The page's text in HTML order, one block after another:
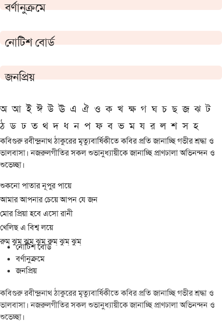
বর্ণানুক্রমে
নোটিশ বোর্ড
জনপ্রিয়
অ আ ই ঈ উ ঊ এ ঐ ও ক খ ক্ষ গ ঘ চ ছ জ ঝ ট
ঠ ড ঢ ত থ দ ধ ন প ফ ব ভ ম য র ল শ স হ
কবিগুরু রবীন্দ্রনাথ ঠাকুরের মৃত্যুবার্ষিকীতে কবির প্রতি জানাচ্ছি গভীর শ্রদ্ধা ও
ভালবাসা। নজরুলগীতির সকল শুভানুধ্যায়ীকে জানাচ্ছি প্রাণঢালা অভিনন্দন ও
শুভেচ্ছা।
শুকনো পাতার নূপুর পায়ে
আমার আপনার চেয়ে আপন যে জন
মোর প্রিয়া হবে এসো রানী
খেলিছ এ বিশ্ব লয়ে
রুম্ ঝুম্ ঝুম্ ঝুম্ রুম্ ঝুম্ ঝুম্
নোটিশ বোর্ড
বর্ণানুক্রমে
জনপ্রিয়
কবিগুরু রবীন্দ্রনাথ ঠাকুরের মৃত্যুবার্ষিকীতে কবির প্রতি জানাচ্ছি গভীর শ্রদ্ধা ও
ভালবাসা। নজরুলগীতির সকল শুভানুধ্যায়ীকে জানাচ্ছি প্রাণঢালা অভিনন্দন ও
শুভেচ্ছা।